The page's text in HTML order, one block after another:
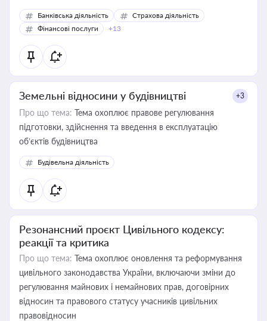
Банківська діяльність
Страхова діяльність
Фінансові послуги
+13
Земельні відносини у будівництві +3
Про що тема: Тема охоплює правове регулювання
підготовки, здійснення та введення в експлуатацію
об’єктів будівництва
Будівельна діяльність
Резонансний проєкт Цивільного кодексу:
реакції та критика
Про що тема: Тема охоплює оновлення та реформування
цивільного законодавства України, включаючи зміни до
регулювання майнових і немайнових прав, договірних
відносин та правового статусу учасників цивільних
правовідносин